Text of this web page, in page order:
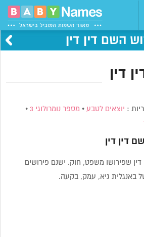
השם דין דין
דין
: יוצאים לטבע • מספר נומרולוגי 3 •
דין דין
שפירושו משפט, חוק. ישנם פירושים
באנגלית גיא, עמק, בקעה.